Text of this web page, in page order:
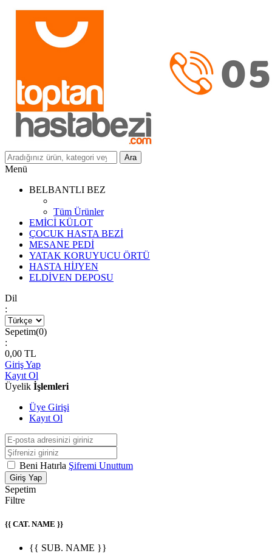
Ara
Menü
BELBANTLI BEZ
Tüm Ürünler
EMİCİ KÜLOT
ÇOCUK HASTA BEZİ
MESANE PEDİ
YATAK KORUYUCU ÖRTÜ
HASTA HİJYEN
ELDİVEN DEPOSU
Dil
:
Sepetim(0)
:
0,00 TL
Giriş Yap
Kayıt Ol
Üyelik İşlemleri
Üye Girişi
Kayıt Ol
Beni Hatırla Şifremi Unuttum
Giriş Yap
Sepetim
Filtre
{{ CAT. NAME }}
{{ SUB. NAME }}